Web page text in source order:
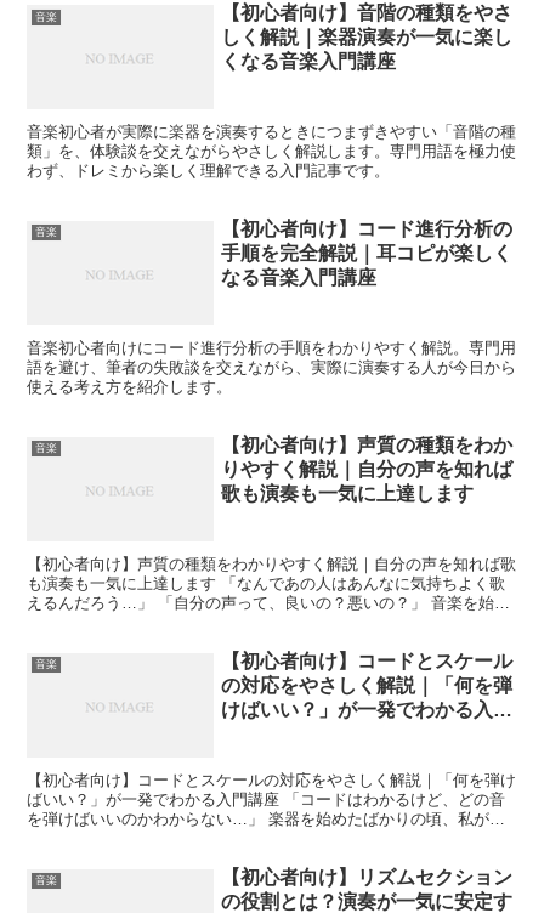
音楽
【初心者向け】音階の種類をやさ
しく解説｜楽器演奏が一気に楽し
くなる音楽入門講座
音楽初心者が実際に楽器を演奏するときにつまずきやすい「音階の種
類」を、体験談を交えながらやさしく解説します。専門用語を極力使
わず、ドレミから楽しく理解できる入門記事です。
音楽
【初心者向け】コード進行分析の
手順を完全解説｜耳コピが楽しく
なる音楽入門講座
音楽初心者向けにコード進行分析の手順をわかりやすく解説。専門用
語を避け、筆者の失敗談を交えながら、実際に演奏する人が今日から
使える考え方を紹介します。
音楽
【初心者向け】声質の種類をわか
りやすく解説｜自分の声を知れば
歌も演奏も一気に上達します
【初心者向け】声質の種類をわかりやすく解説｜自分の声を知れば歌
も演奏も一気に上達します 「なんであの人はあんなに気持ちよく歌
えるんだろう…」 「自分の声って、良いの？悪いの？」 音楽を始め
音楽
【初心者向け】コードとスケール
の対応をやさしく解説｜「何を弾
けばいい？」が一発でわかる入門
【初心者向け】コードとスケールの対応をやさしく解説｜「何を弾け
ばいい？」が一発でわかる入門講座 「コードはわかるけど、どの音
を弾けばいいのかわからない…」 楽器を始めたばかりの頃、私が一
音楽
【初心者向け】リズムセクション
の役割とは？演奏が一気に安定す